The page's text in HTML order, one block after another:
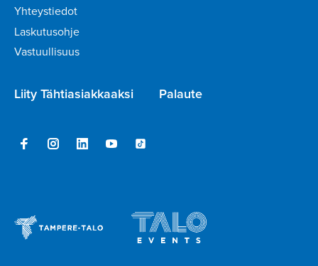
Yhteystiedot
Laskutusohje
Vastuullisuus
Liity Tähtiasiakkaaksi Palaute